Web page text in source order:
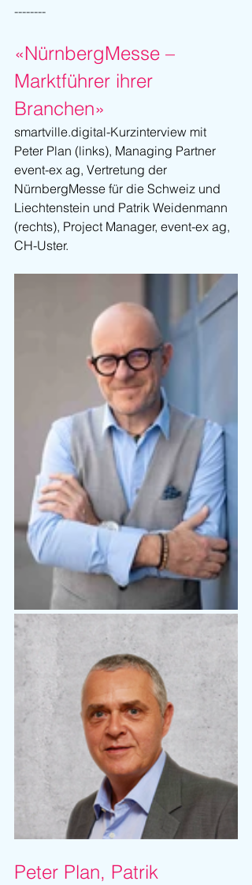
--------
«NürnbergMesse –
Marktführer ihrer
Branchen»
smartville.digital-Kurzinterview mit
Peter Plan (links), Managing Partner
event-ex ag, Vertretung der
NürnbergMesse für die Schweiz und
Liechtenstein und Patrik Weidenmann
(rechts), Project Manager, event-ex ag,
CH-Uster.
Peter Plan, Patrik